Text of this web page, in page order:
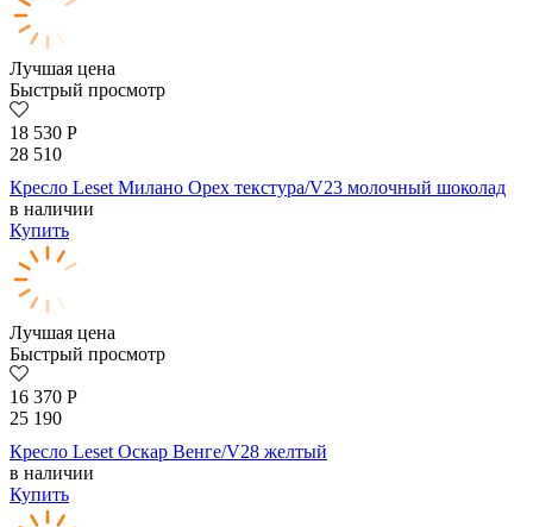
Лучшая цена
Быстрый просмотр
18 530 Р
28 510
Кресло Leset Милано Орех текстура/V23 молочный шоколад
в наличии
Купить
Лучшая цена
Быстрый просмотр
16 370 Р
25 190
Кресло Leset Оскар Венге/V28 желтый
в наличии
Купить